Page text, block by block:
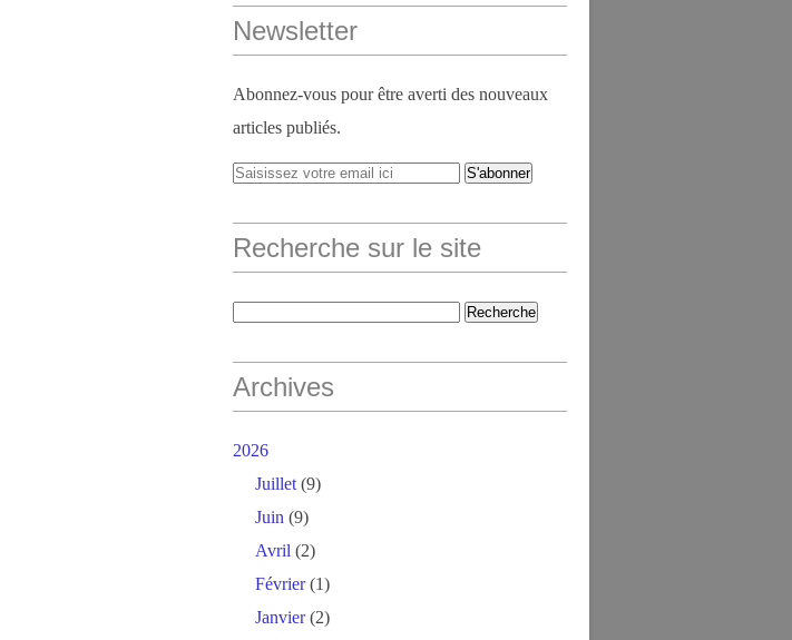
Newsletter
Abonnez-vous pour être averti des nouveaux
articles publiés.
Recherche sur le site
Archives
2026
Juillet (9)
Juin (9)
Avril (2)
Février(1)
Janvier(2)